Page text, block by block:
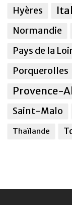
Hyères
Normandie
Pays de la
Porquerolles
Provence-
Saint-Malo
Thaïlande